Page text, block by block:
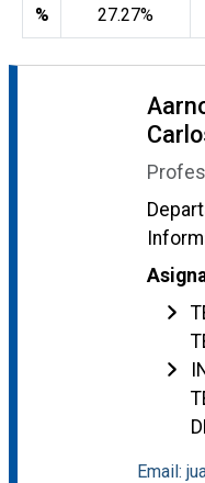
% 27.27%
Email: